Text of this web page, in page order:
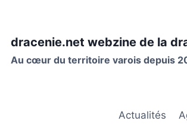
dracenie.net webzine de la
Au cœur du territoire varois depuis
Actualités